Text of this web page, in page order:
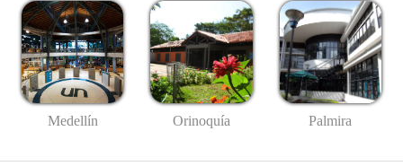
Medellín Orinoquía Palmira